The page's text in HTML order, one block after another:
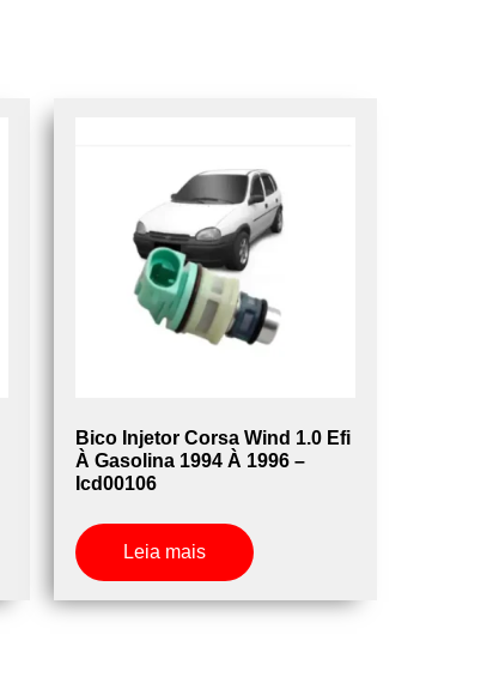
Bico Injetor Corsa Wind 1.0 Efi
À Gasolina 1994 À 1996 –
Icd00106
Leia mais